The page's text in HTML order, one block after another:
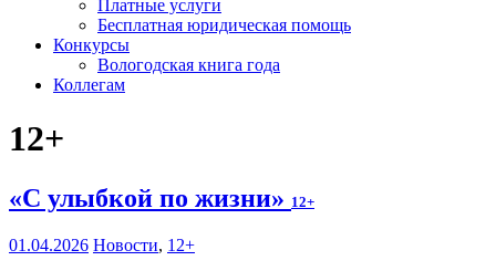
Платные услуги
Бесплатная юридическая помощь
Конкурсы
Вологодская книга года
Коллегам
12+
«С улыбкой по жизни» 12+
01.04.2026 Новости, 12+